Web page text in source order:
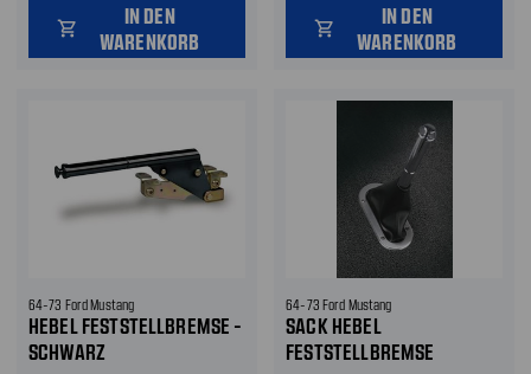
shopping_cart
IN DEN
WARENKORB
shopping_cart
IN DEN
WARENKORB
64-73 Ford Mustang
HEBEL FESTSTELLBREMSE -
SCHWARZ
64-73 Ford Mustang
SACK HEBEL
FESTSTELLBREMSE